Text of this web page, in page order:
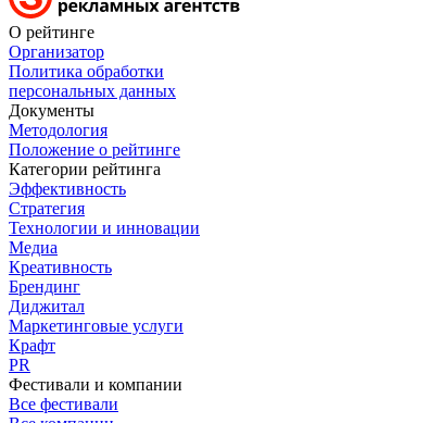
О рейтинге
Организатор
Политика обработки
персональных данных
Документы
Методология
Положение о рейтинге
Категории рейтинга
Эффективность
Стратегия
Технологии и инновации
Медиа
Креативность
Брендинг
Диджитал
Маркетинговые услуги
Крафт
PR
Фестивали и компании
Все фестивали